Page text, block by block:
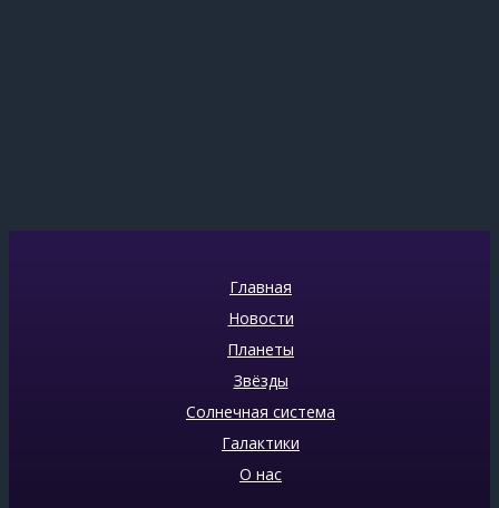
Главная
Новости
Планеты
Звёзды
Солнечная система
Галактики
О нас